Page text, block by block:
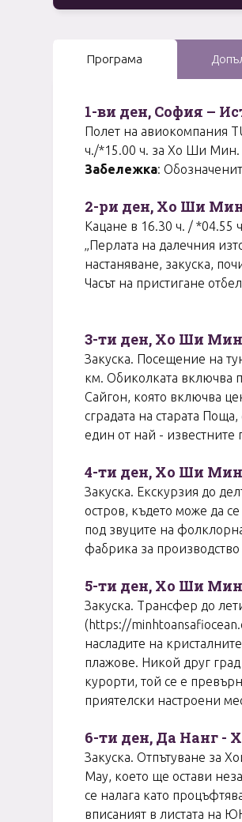
Програма
1-ви ден, София –
Полет на авиокомпания
ч./*15.00 ч. за Хо Ши Мин.
Забележка:
2-ри ден, Хо Ши
Кацане в 16.30 ч. / *04.55
„Перлата на далечния
настаняване, закуска,
Часът на пристигане
3-ти ден, Хо Ши
Закуска. Посещение на
км. Обиколката включва
Сайгон, която включва
сградата на старата
един от най -
4-ти ден, Хо Ши Мин
Закуска. Екскурзия до
остров, където може да
под звуците на
фабрика за
5-ти ден, Хо Ши
Закуска. Трансфер до
(https://
насладите на
плажове. Никой друг
курорти, той се е
приятелски настроени
6-ти ден, Да Нанг -
Закуска. Отпътуване за
Мау, което ще остави
се налага като
вписаният в листата на